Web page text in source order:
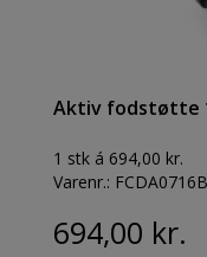
Aktiv fodstøtte
1 stk á 694,00 kr.
Varenr.:
694,00 kr.